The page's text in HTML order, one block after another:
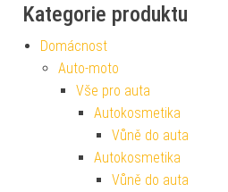
Kategorie produktu
Domácnost
Auto-moto
Vše pro auta
Autokosmetika
Vůně do auta
Autokosmetika
Vůně do auta